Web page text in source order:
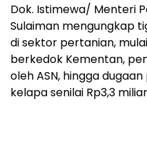
Dok. Istimewa/ Menteri
Sulaiman mengungkap
di sektor pertanian,
berkedok Kementan,
oleh ASN, hingga
kelapa senilai Rp3,3